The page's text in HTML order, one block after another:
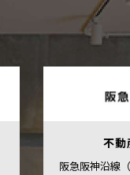
不動
阪急阪神沿線